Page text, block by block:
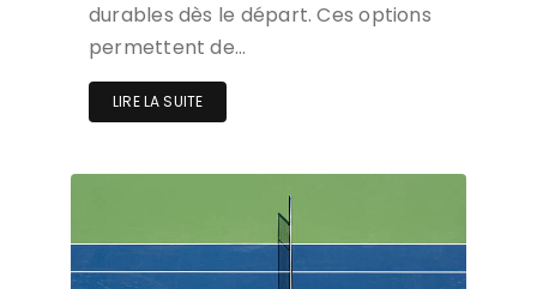
durables dès le départ. Ces options
permettent de…
LIRE LA SUITE